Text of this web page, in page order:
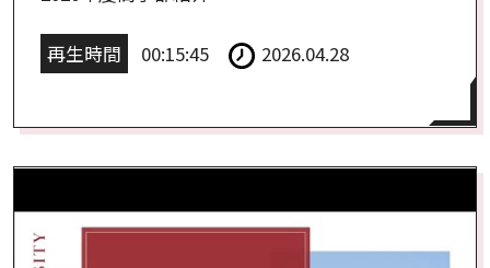
再生時間 00:15:45 2026.04.28